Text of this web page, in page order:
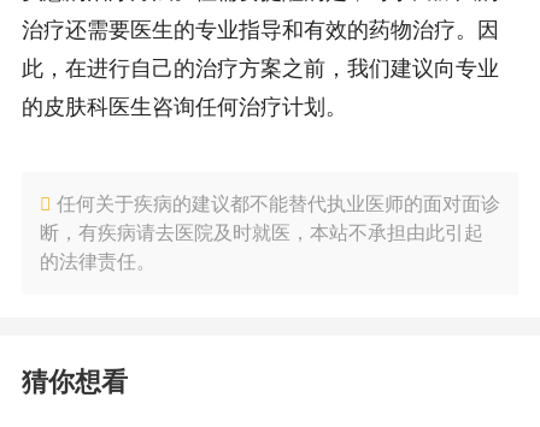
治疗还需要医生的专业指导和有效的药物治疗。因
此，在进行自己的治疗方案之前，我们建议向专业
的皮肤科医生咨询任何治疗计划。
任何关于疾病的建议都不能替代执业医师的面对面诊
断，有疾病请去医院及时就医，本站不承担由此引起
的法律责任。
猜你想看